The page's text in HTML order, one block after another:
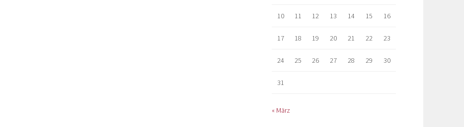
10 11 12 13 14 15 16
17 18 19 20 21 22 23
24 25 26 27 28 29 30
31
« März